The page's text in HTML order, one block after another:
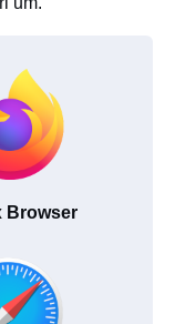
Browser